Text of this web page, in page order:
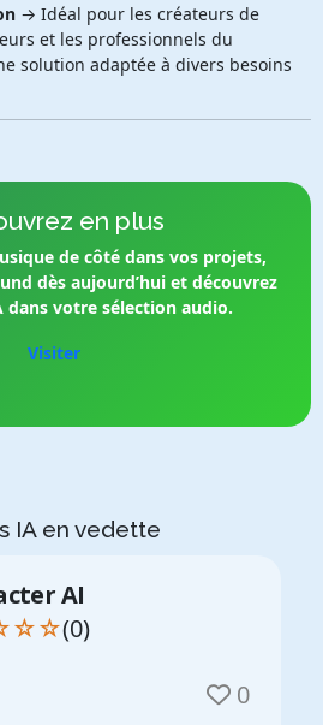
→ Idéal pour les créateurs de
et les professionnels du
solution adaptée à divers besoins
en plus
de côté dans vos projets,
dès aujourd’hui et découvrez
dans votre sélection audio.
Visiter
IA en vedette
AI
(0)
0